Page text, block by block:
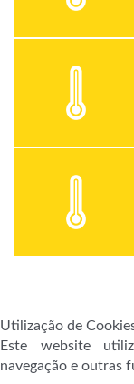
Utilização de
Este website
navegação e outras